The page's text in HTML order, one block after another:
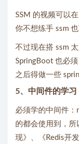
SSM 的视频可以
你不想练手 ssm
不过现在搭 ssm
SpringBoot 也必
之后得做一些
5、中间件的学习
必须学的中间件：
的都会使用到，所
现》、《Redis开